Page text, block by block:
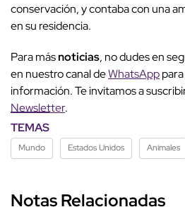
conservación, y contaba con una
en su residencia.
Para másnoticias, no dudes en
en nuestro canal deWhatsApp
información. Te invitamos a
Newsletter.
TEMAS
Mundo Estados Unidos Animales
Notas Relacionadas